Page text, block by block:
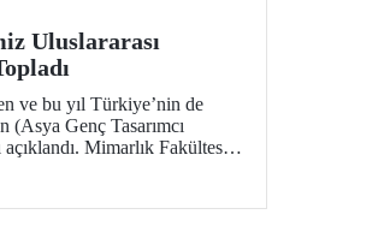
Uluslararası
ve bu yıl Türkiye’nin de
Genç Tasarımcı
Mimarlık Fakültesi
ödülleri topladılar.